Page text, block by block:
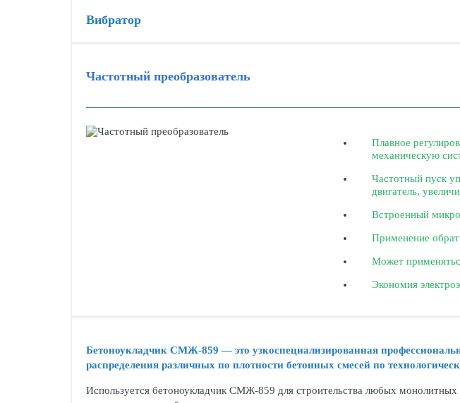
Вибратор
Частотный преобразователь
Плавное
механическую
Частотный пуск
двигатель,
Встроенный
Применение
Может
Экономия
Бетоноукладчик СМЖ-859 — это узкоспециализированная
распределения различных по плотности бетонных смесей по
Используется бетоноукладчик СМЖ-859 для строительства любых